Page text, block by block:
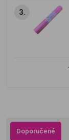
3.
Doporučené